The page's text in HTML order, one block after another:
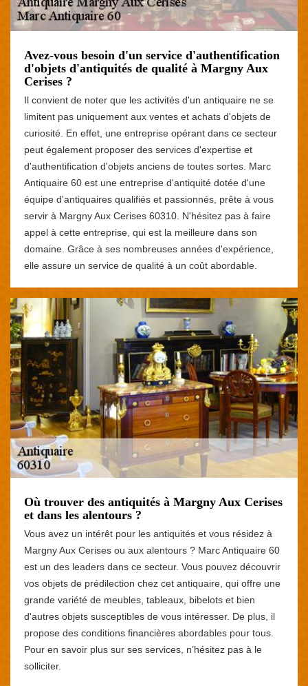
Avez-vous besoin d'un service d'authentification
d'objets d'antiquités de qualité à Margny Aux
Cerises ?
Il convient de noter que les activités d'un antiquaire ne se
limitent pas uniquement aux ventes et achats d'objets de
curiosité. En effet, une entreprise opérant dans ce secteur
peut également proposer des services d'expertise et
d'authentification d'objets anciens de toutes sortes. Marc
Antiquaire 60 est une entreprise d'antiquité dotée d'une
équipe d'antiquaires qualifiés et passionnés, prête à vous
servir à Margny Aux Cerises 60310. N'hésitez pas à faire
appel à cette entreprise, qui est la meilleure dans son
domaine. Grâce à ses nombreuses années d'expérience,
elle assure un service de qualité à un coût abordable.
Où trouver des antiquités à Margny Aux Cerises
et dans les alentours ?
Vous avez un intérêt pour les antiquités et vous résidez à
Margny Aux Cerises ou aux alentours ? Marc Antiquaire 60
est un des leaders dans ce secteur. Vous pouvez découvrir
vos objets de prédilection chez cet antiquaire, qui offre une
grande variété de meubles, tableaux, bibelots et bien
d'autres objets susceptibles de vous intéresser. De plus, il
propose des conditions financières abordables pour tous.
Pour en savoir plus sur ses services, n’hésitez pas à le
solliciter.